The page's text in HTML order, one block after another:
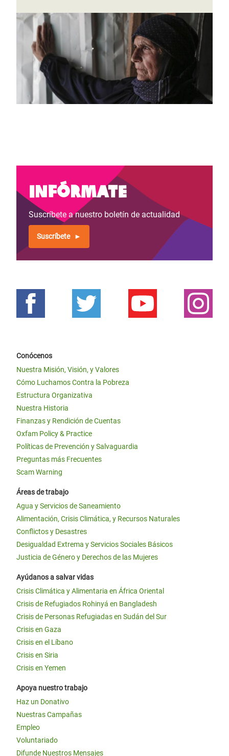
Infórmate
Suscríbete a nuestro boletín de actualidad
Suscríbete
Conócenos
Nuestra Misión, Visión, y Valores
Cómo Luchamos Contra la Pobreza
Estructura Organizativa
Nuestra Historia
Finanzas y Rendición de Cuentas
Oxfam Policy & Practice
Políticas de Prevención y Salvaguardia
Preguntas más Frecuentes
Scam Warning
Áreas de trabajo
Agua y Servicios de Saneamiento
Alimentación, Crisis Climática, y Recursos Naturales
Conflictos y Desastres
Desigualdad Extrema y Servicios Sociales Básicos
Justicia de Género y Derechos de las Mujeres
Ayúdanos a salvar vidas
Crisis Climática y Alimentaria en África Oriental
Crisis de Refugiados Rohinyá en Bangladesh
Crisis de Personas Refugiadas en Sudán del Sur
Crisis en Gaza
Crisis en el Líbano
Crisis en Siria
Crisis en Yemen
Apoya nuestro trabajo
Haz un Donativo
Nuestras Campañas
Empleo
Voluntariado
Difunde Nuestros Mensajes